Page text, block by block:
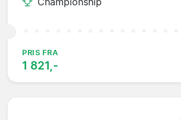
PRIS FRA
1 821,-